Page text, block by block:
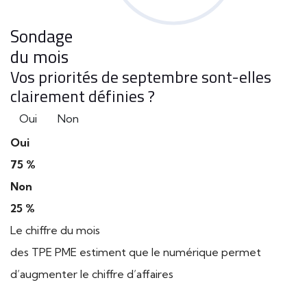
Sondage
du mois
Vos priorités de septembre sont-elles
clairement définies ?
Oui
Non
Oui
75 %
Non
25 %
Le chiffre du mois
des TPE PME estiment que le numérique permet
d’augmenter le chiffre d’affaires